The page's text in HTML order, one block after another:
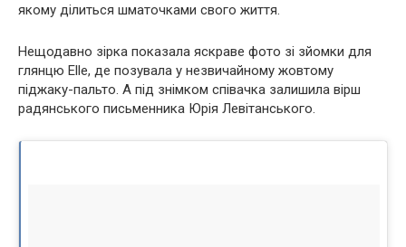
якому ділиться шматочками свого життя.
Нещодавно зірка показала яскраве фото зі зйомки для
глянцю Elle, де позувала у незвичайному жовтому
піджаку-пальто. А під знімком співачка залишила вірш
радянського письменника Юрія Левітанського.